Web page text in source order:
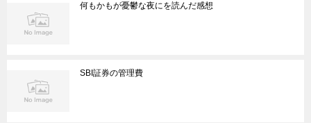
何もかもが憂鬱な夜にを読んだ感想
SBI証券の管理費